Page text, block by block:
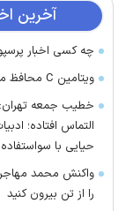
آخرین
چه کسی اخبار
ویتامین C محافظ ماده خاکستری مغز در سالمندان
خطیب جمعه
التماس افتاده؛
حیایی با
واکنش محمد
را از تن بیرون کنید